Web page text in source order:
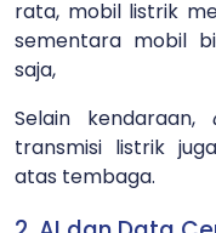
rata, mobil listrik
sementara mobil
saja,
Selain kendaraan,
transmisi listrik
atas tembaga.